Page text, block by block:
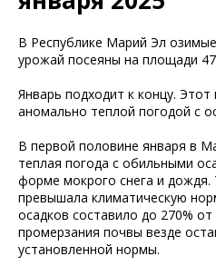
В Республике Марий Эл
урожай посеяны на площади
Январь подходит к концу. Этот
аномально теплой погодой с
В первой половине января в
теплая погода с обильными
форме мокрого снега и дождя.
превышала климатическую
осадков составило до 270%
промерзания почвы везде
установленной нормы.